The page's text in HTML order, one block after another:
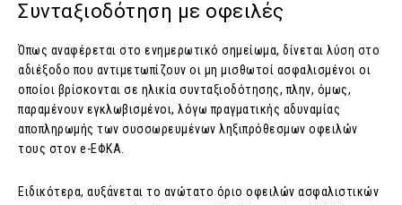
Συνταξιοδότηση με οφειλές
Όπως αναφέρεται στο ενημερωτικό σημείωμα, δίνεται λύση στο
αδιέξοδο που αντιμετωπίζουν οι μη μισθωτοί ασφαλισμένοι οι
οποίοι βρίσκονται σε ηλικία συνταξιοδότησης, πλην, όμως,
παραμένουν εγκλωβισμένοι, λόγω πραγματικής αδυναμίας
αποπληρωμής των συσσωρευμένων ληξιπρόθεσμων οφειλών
τους στον e-ΕΦΚΑ.
Ειδικότερα, αυξάνεται το ανώτατο όριο οφειλών ασφαλιστικών